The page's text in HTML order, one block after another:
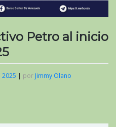
Petro al inicio
| por Jimmy Olano